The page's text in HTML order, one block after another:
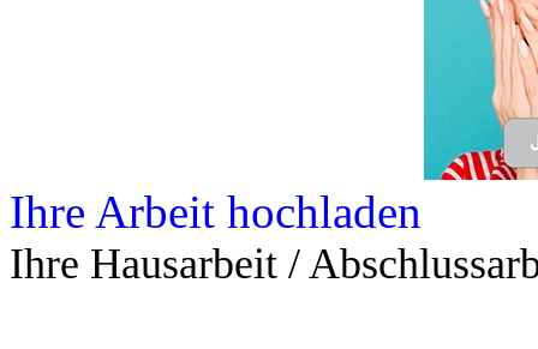
Ihre Arbeit hochladen
Ihre Hausarbeit /